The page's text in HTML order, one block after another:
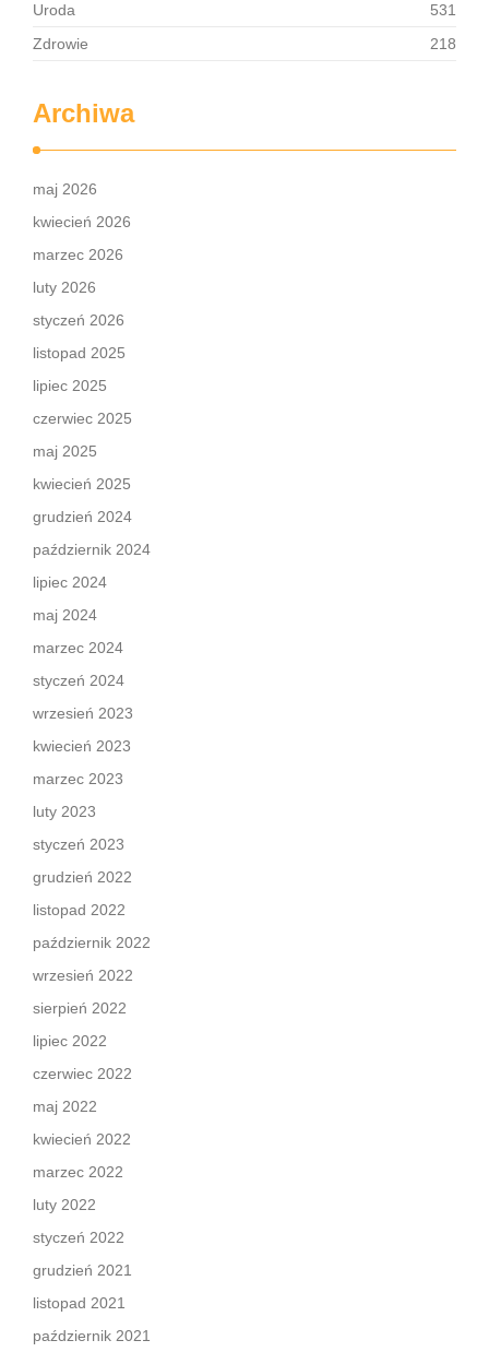
Uroda
531
Zdrowie
218
Archiwa
maj 2026
kwiecień 2026
marzec 2026
luty 2026
styczeń 2026
listopad 2025
lipiec 2025
czerwiec 2025
maj 2025
kwiecień 2025
grudzień 2024
październik 2024
lipiec 2024
maj 2024
marzec 2024
styczeń 2024
wrzesień 2023
kwiecień 2023
marzec 2023
luty 2023
styczeń 2023
grudzień 2022
listopad 2022
październik 2022
wrzesień 2022
sierpień 2022
lipiec 2022
czerwiec 2022
maj 2022
kwiecień 2022
marzec 2022
luty 2022
styczeń 2022
grudzień 2021
listopad 2021
październik 2021